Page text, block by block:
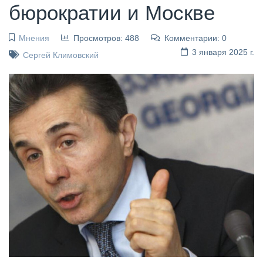
бюрократии и Москве
Мнения Просмотров: 488
Комментарии: 0
3 января 2025 г.
Сергей Климовский